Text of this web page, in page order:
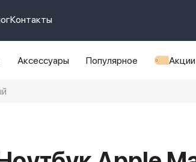
Контакты
Аксессуары Популярное Акции